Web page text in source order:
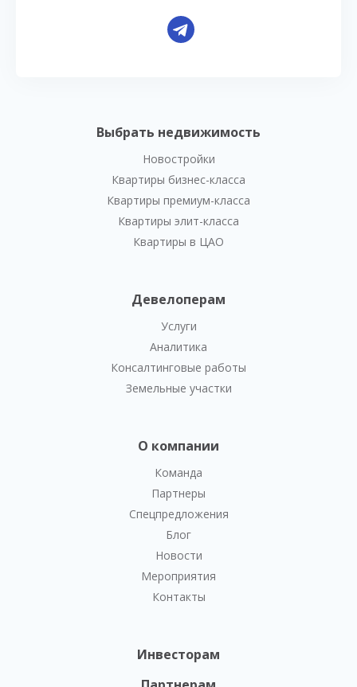
Выбрать недвижимость
Новостройки
Квартиры бизнес-класса
Квартиры премиум-класса
Квартиры элит-класса
Квартиры в ЦАО
Девелоперам
Услуги
Аналитика
Консалтинговые работы
Земельные участки
О компании
Команда
Партнеры
Спецпредложения
Блог
Новости
Мероприятия
Контакты
Инвесторам